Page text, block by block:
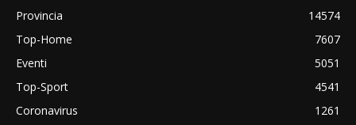
Provincia
14574
Top-Home
7607
Eventi
5051
Top-Sport
4541
Coronavirus
1261